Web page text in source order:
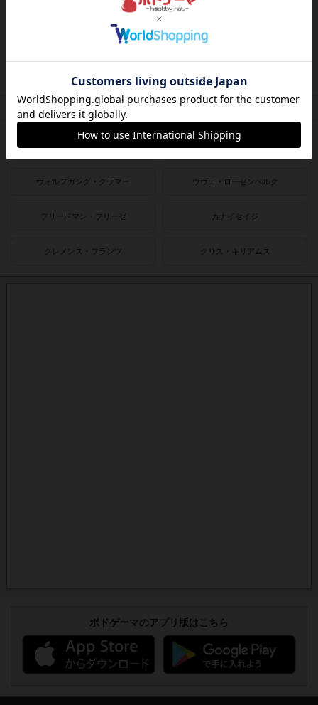
作者
ライナー・クニツィア クラウス・トイバー
ヴォルフガング・クラマー ウヴェ・ローゼンベルク
フリードマン・フリーゼ カナイセイジ
クレメンス・フランツ クリス・キリアムス
ボドゲーマのアプリ版はこちら